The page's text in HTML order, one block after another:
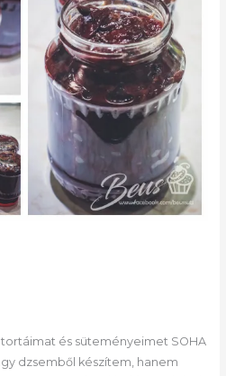
és süteményeimet SOHA
dzsemből készítem, hanem